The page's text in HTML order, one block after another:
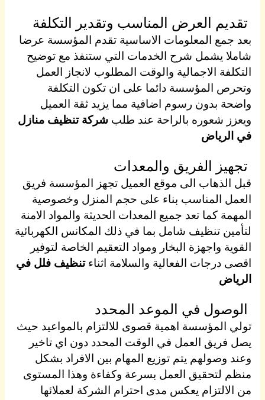
تقديم العرض المناسب وتقدير التكلفة
بعد جمع المعلومات الاساسية تقدم المؤسسة عرضا
شاملا يشمل شرح الخدمات التي ستنفذ مع توضيح
التكلفة الاجمالية والوقت المطلوب لانجاز العمل
وتحرص المؤسسة دائما على ان تكون التكلفة
واضحة بدون رسوم اضافية مما يزيد ثقة العميل
ويعزز شعوره بالراحة عند طلب شركة تنظيف منازل
في الرياض
تجهيز الفريق والمعدات
قبل الذهاب الى موقع العميل تجهز المؤسسة فريق
العمل المناسب بناء على حجم المنزل وخصوصية
المهمة كما تعد جميع المعدات الحديثة والمواد الامنة
لتأمين تنظيف شامل بما في ذلك المكانس الكهربائية
القوية واجهزة البخار ومواد التعقيم الخاصة لتوفير
اقصى درجات الفعالية والسلامة اثناءتنظيف فلل في
الرياض
الوصول في الموعد المحدد
تولي المؤسسة اهمية قصوى للالتزام بالمواعيد حيث
يصل فريق العمل في الوقت المحدد دون اي تاخير
وعند وصولهم يتم توزيع المهام بين الافراد بشكل
منظم لتحقيق العمل بسرعة وكفاءة وهذا المستوى
من الالتزام يعكس مدى احترام الشركة لعملائها